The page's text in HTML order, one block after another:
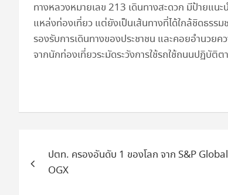
ทางหลวงหมายเลข 213 เดินทางสะดวก มีป้ายแน
แหล่งท่องเที่ยว แต่ยังเป็นเส้นทางที่ได้ใกล้ชิดธร
รองรับการเดินทางของประชาชน และคอยอำนวย
จากนักท่องเที่ยวระมัดระวังการใช้รถใช้ถนนปฏิบัติ
เรื่องปตท. ครองอันดับ 1 ของโลก จาก S&P
OGX